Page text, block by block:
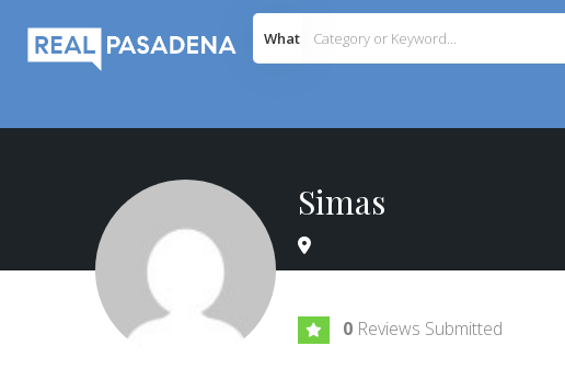
What
Simas
0 Reviews Submitted